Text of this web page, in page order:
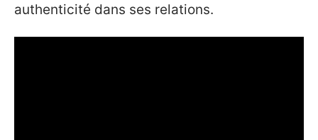
authenticité dans ses relations.